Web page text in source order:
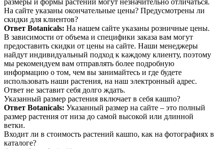
размеры и формы растений могут незначительно отличаться.
На сайте указаны окончательные цены? Предусмотрены ли
скидки для клиентов?
Ответ Botanicals: На нашем сайте указаны розничные цены.
В зависимости от объема и специфики заказа вам могут
предоставить скидки от цены на сайте. Наши менеджеры
найдут индивидуальный подход к каждому клиенту, поэтому
мы рекомендуем вам отправлять более подробную
информацию о том, чем вы занимайтесь и где будете
использовать наши растения, на наш электронный адрес.
Ответ не заставит себя долго ждать.
Указанный размер растения включает в себя кашпо?
Ответ Botanicals: Указанный размер на сайте – это полный
размер растения от низа до самой высокой или длинной
ветки.
Входит ли в стоимость растений кашпо, как на фотографиях в
каталоге?